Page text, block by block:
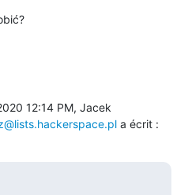
12:14 PM, Jacek
a écrit :